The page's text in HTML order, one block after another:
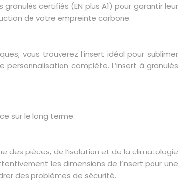
certifiés (EN plus A1) pour garantir leur
de votre empreinte carbone.
vous trouverez l’insert idéal pour sublimer
complète. L’insert à granulés
sur le long terme.
des pièces, de l’isolation et de la climatologie
les dimensions de l’insert pour une
des problèmes de sécurité.